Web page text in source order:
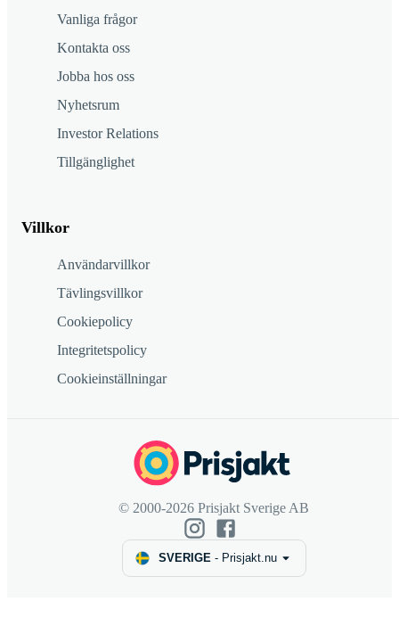
Vanliga frågor
Kontakta oss
Jobba hos oss
Nyhetsrum
Investor Relations
Tillgänglighet
Villkor
Användarvillkor
Tävlingsvillkor
Cookiepolicy
Integritetspolicy
Cookieinställningar
© 2000-2026 Prisjakt Sverige AB
SVERIGE- Prisjakt.nu